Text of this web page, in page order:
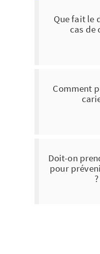
Que fait le
cas de
Comment
Doit-on
pour
?